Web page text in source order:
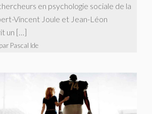
en psychologie sociale de la
Vincent Joule et Jean-Léon
un […]
par Pascal Ide